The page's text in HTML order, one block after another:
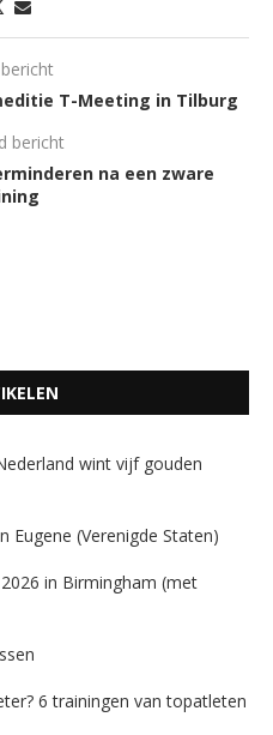
T-Meeting in Tilburg
bericht
na een zware
wint vijf gouden
Eugene (Verenigde Staten)
in Birmingham (met
6 trainingen van topatleten